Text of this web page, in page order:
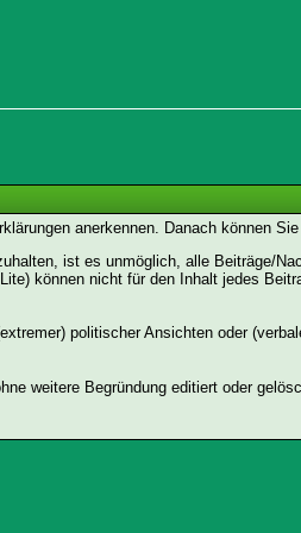
anerkennen. Danach können
ist es unmöglich, alle Beiträge/
können nicht für den Inhalt jedes
politischer Ansichten oder
weitere Begründung editiert oder